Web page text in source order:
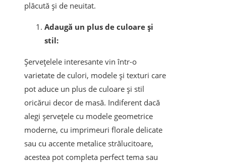
plăcută și de neuitat.
Adaugă un plus de culoare și
stil:
Șervețelele interesante vin într-o
varietate de culori, modele și texturi care
pot aduce un plus de culoare și stil
oricărui decor de masă. Indiferent dacă
alegi șervețele cu modele geometrice
moderne, cu imprimeuri florale delicate
sau cu accente metalice strălucitoare,
acestea pot completa perfect tema sau